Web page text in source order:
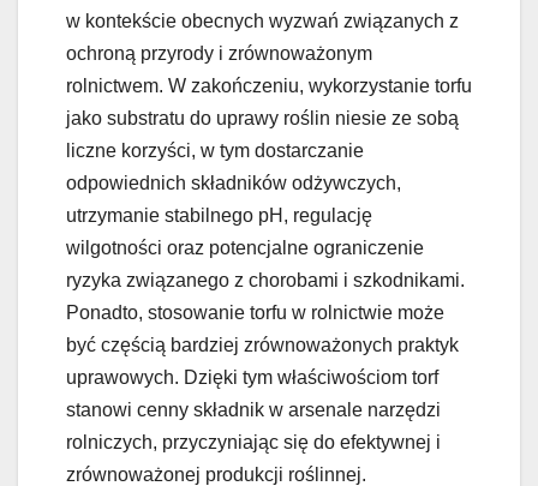
w kontekście obecnych wyzwań związanych z
ochroną przyrody i zrównoważonym
rolnictwem. W zakończeniu, wykorzystanie torfu
jako substratu do uprawy roślin niesie ze sobą
liczne korzyści, w tym dostarczanie
odpowiednich składników odżywczych,
utrzymanie stabilnego pH, regulację
wilgotności oraz potencjalne ograniczenie
ryzyka związanego z chorobami i szkodnikami.
Ponadto, stosowanie torfu w rolnictwie może
być częścią bardziej zrównoważonych praktyk
uprawowych. Dzięki tym właściwościom torf
stanowi cenny składnik w arsenale narzędzi
rolniczych, przyczyniając się do efektywnej i
zrównoważonej produkcji roślinnej.